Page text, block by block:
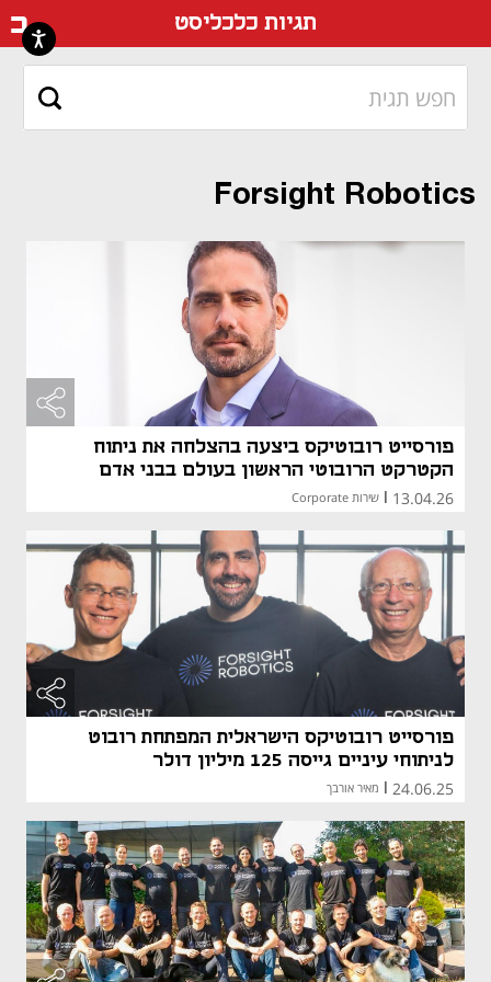
תגיות כלכליסט
Forsight Robotics
פורסייט רובוטיקס ביצעה בהצלחה את ניתוח
הקטרקט הרובוטי הראשון בעולם בבני אדם
13.04.26 שירות Corporate
פורסייט רובוטיקס הישראלית המפתחת רובוט
לניתוחי עיניים גייסה 125 מיליון דולר
24.06.25 מאיר אורבך